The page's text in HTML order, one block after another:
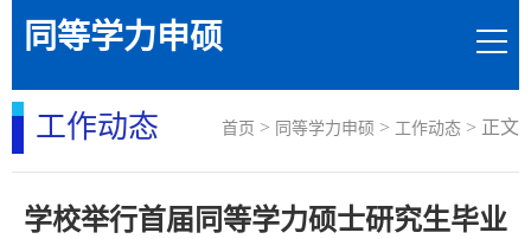
同等学力申硕
工作动态 首页 > 同等学力申硕 > 工作动态 > 正文
学校举行首届同等学力硕士研究生毕业